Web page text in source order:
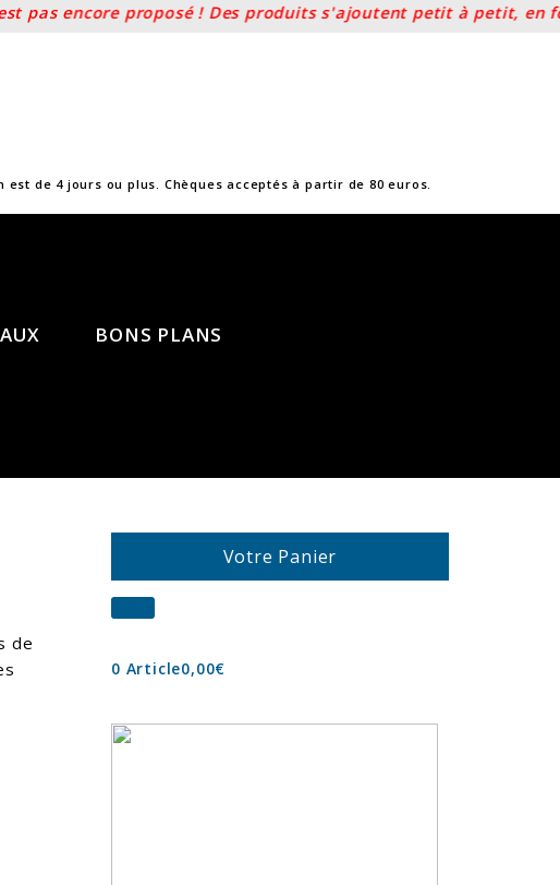
encore proposé ! Des produits s'ajoutent petit à petit, en
de 4 jours ou plus. Chèques acceptés à partir de 80 euros.
BONS PLANS
de
Votre Panier
0 Article0,00€